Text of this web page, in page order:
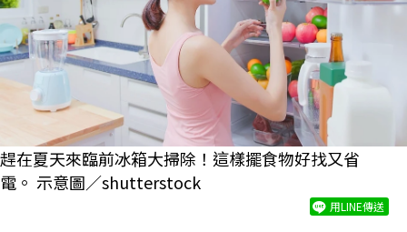
趕在夏天來臨前冰箱大掃除！這樣擺食物好找又省
電。 示意圖／shutterstock
用LINE傳送